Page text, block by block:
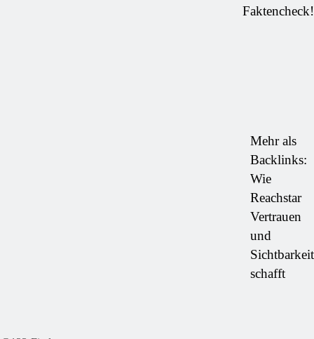
Faktencheck!
Mehr als
Backlinks:
Wie
Reachstar
Vertrauen
und
Sichtbarkeit
schafft